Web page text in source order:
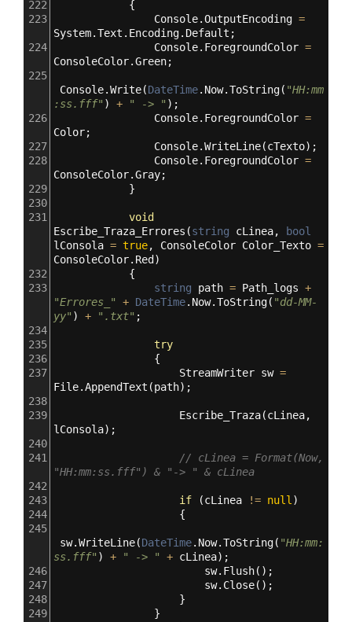
222
{
223
Console.OutputEncoding =
System.Text . Encoding. Default ;
224
Console. ForegroundColor =
ConsoleColor.Green;
225
Console.Write(DateTime. Now.ToString( "HH:mm
:ss.fff" ) + " -> " );
226
Console. ForegroundColor =
Color;
227
Console.WriteLine(cTexto);
228
Console. ForegroundColor =
ConsoleColor.Gray;
229
}
230
231
void
Escribe_Traza_Errores (string cLinea,
bool
lConsola = true, ConsoleColor Color_Texto =
ConsoleColor. Red )
232
{
233
string path = Path_logs +
"Errores_"
+ DateTime. Now.ToString( "dd-MM-
yy" ) + ".txt" ;
234
235
try
236
{
237
StreamWriter sw =
File.AppendText (path);
238
239
Escribe_Traza(cLinea
lConsola);
240
241
// cLinea = Format(Now,
"HH:mm:ss.fff") & "-> " & cLinea
242
243
if (cLinea != null)
244
{
245
sw.WriteLine(DateTime. Now.ToString( "HH:mm:
ss.fff" ) + " -> " + cLinea);
246
sw. Flush();
247
sw. Close();
248
}
249
}